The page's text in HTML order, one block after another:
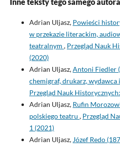
Adrian Uljasz, Powieści
w przekazie literackim,
teatralnym , Przegląd Nauk
(2020)
Adrian Uljasz,Antoni Fiedler
chemigraf, drukarz, wydawca
Przegląd Nauk
Adrian Uljasz, Rufin
polskiego teatru , Przegląd
1 (2021)
Adrian Uljasz, Józef Redo